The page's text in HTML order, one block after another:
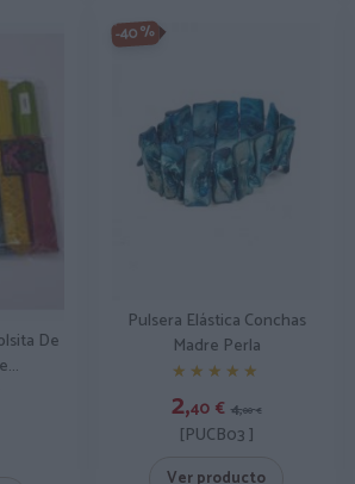
De
-40%
Pulsera Elástica Conchas
Madre Perla
★★★★★
★★★★★
2,40 € 4,00 €
[PUCB03 ]
Ver producto